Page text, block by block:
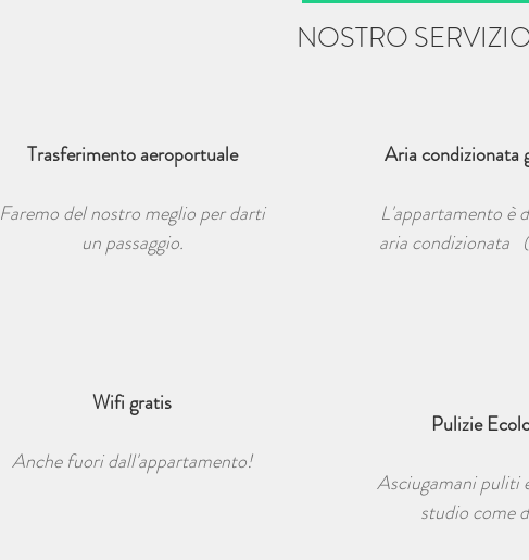
NOSTRO
Trasferimento aeroportuale
Faremo del nostro meglio per darti
un passaggio.
Aria condizionata
L'appartamento è
aria condizionata
Wifi gratis
Anche fuori dall'appartamento!
Pulizie
Asciugamani puliti
studio come